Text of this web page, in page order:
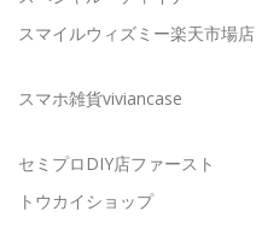
スマイルウィズミー楽天市場店
スマホ雑貨viviancase
セミプロDIY店ファースト
トウカイショップ